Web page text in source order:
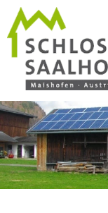
Home Kontakt